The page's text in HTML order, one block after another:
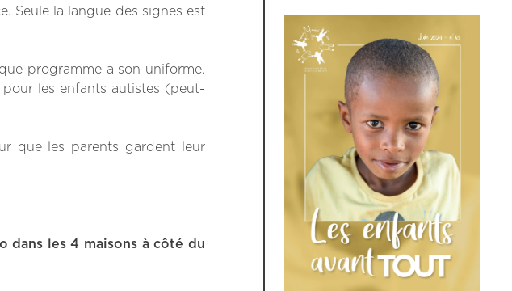
Seule la langue des signes est
programme a son uniforme.
les enfants autistes (peut-
que les parents gardent leur
dans les 4 maisons à côté du